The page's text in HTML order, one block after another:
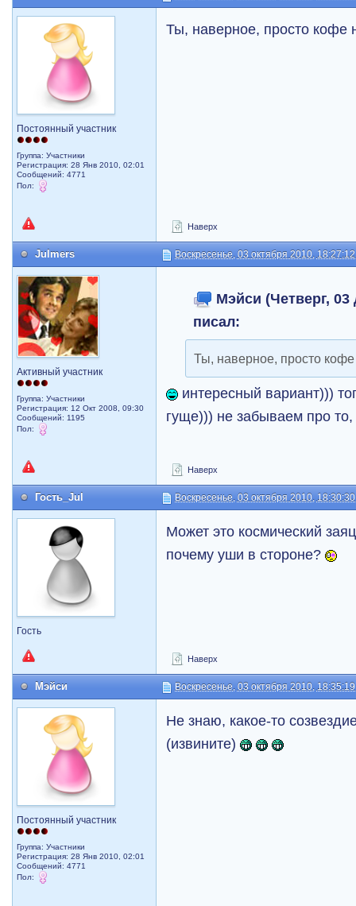
Постоянный участник
Группа: Участники
Регистрация: 28 Янв 2010, 02:01
Сообщений: 4771
Пол:
Ты, наверное, просто кофе
Наверх
Julmers Воскресенье, 03 октября 2010, 18:27:12
Активный участник
Группа: Участники
Регистрация: 12 Окт 2008, 09:30
Сообщений: 1195
Пол:
Мэйси (Четверг, 03
писал:
Ты, наверное, просто
интересный вариант)))
гуще))) не забываем про
Наверх
Гость_Jul Воскресенье, 03 октября 2010, 18:30:30
Гость
Может это космический
почему уши в стороне?
Наверх
Мэйси Воскресенье, 03 октября 2010, 18:35:19
Постоянный участник
Группа: Участники
Регистрация: 28 Янв 2010, 02:01
Сообщений: 4771
Пол:
Не знаю, какое-то
(извините)